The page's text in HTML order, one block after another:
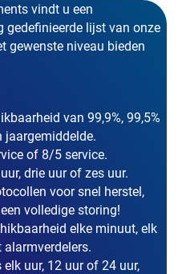
vindt u een
gedefinieerde lijst van onze
gewenste niveau bieden
van 99,9%, 99,5%
jaargemiddelde.
of 8/5 service.
drie uur of zes uur.
voor snel herstel,
volledige storing!
elke minuut, elk
uur, 12 uur of 24 uur,